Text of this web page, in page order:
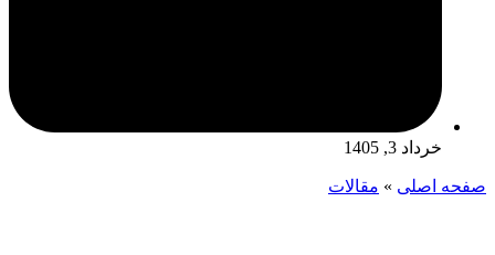
خرداد 3, 1405
صفحه اصلی » مقالات